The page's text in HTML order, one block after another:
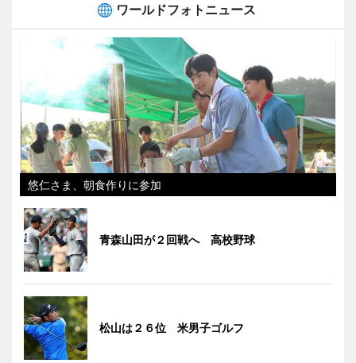
ワールドフォトニュース
悠仁さま、朝食作りに参加
青森山田が２回戦へ 高校野球
松山は２６位 米男子ゴルフ